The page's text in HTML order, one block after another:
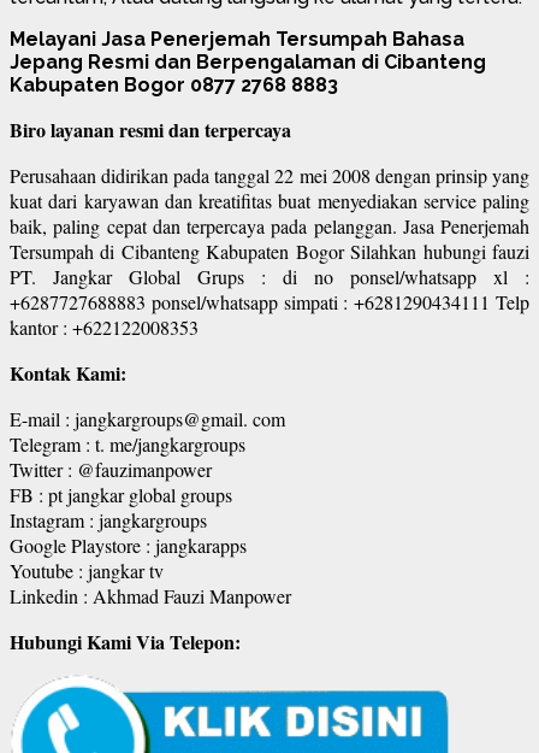
Melayani Jasa Penerjemah Tersumpah Bahasa
Jepang Resmi dan Berpengalaman di Cibanteng
Kabupaten Bogor 0877 2768 8883
Biro layanan resmi dan terpercaya
Perusahaan didirikan pada tanggal 22 mei 2008 dengan prinsip yang
kuat dari karyawan dan kreatifitas buat menyediakan service paling
baik, paling cepat dan terpercaya pada pelanggan. Jasa Penerjemah
Tersumpah di Cibanteng Kabupaten Bogor Silahkan hubungi fauzi
PT. Jangkar Global Grups : di no ponsel/whatsapp xl :
+6287727688883 ponsel/whatsapp simpati : +6281290434111 Telp
kantor : +622122008353
Kontak Kami:
E-mail : jangkargroups@gmail. com
Telegram : t. me/jangkargroups
Twitter : @fauzimanpower
FB : pt jangkar global groups
Instagram : jangkargroups
Google Playstore : jangkarapps
Youtube : jangkar tv
Linkedin : Akhmad Fauzi Manpower
Hubungi Kami Via Telepon: